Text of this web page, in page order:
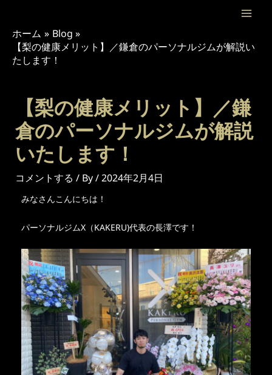
ホーム
Blog
【梨の健康メリット】／鎌倉のパーソナルジムが解説い
たします！
【梨の健康メリット】／鎌
倉のパーソナルジムが解説
いたします！
コメントする / By/2024年2月4日
みなさんこんにちは！
パーソナルジムX（KAKERU)代表の長澤です！
ナ
ビ
ゲ
シ
ョ
ン